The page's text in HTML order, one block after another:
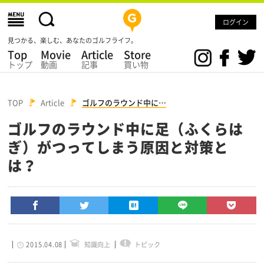
ログイン
見つかる、楽しむ、あなたのゴルフライフ。
Top
トップ
Movie
動画
Article
記事
Store
買い物
TOP Article ゴルフのラウンド中に…
ゴルフのラウンド中に足（ふくらは
ぎ）がつってしまう原因と対策と
は？
2015.04.08 知識向上 トピック